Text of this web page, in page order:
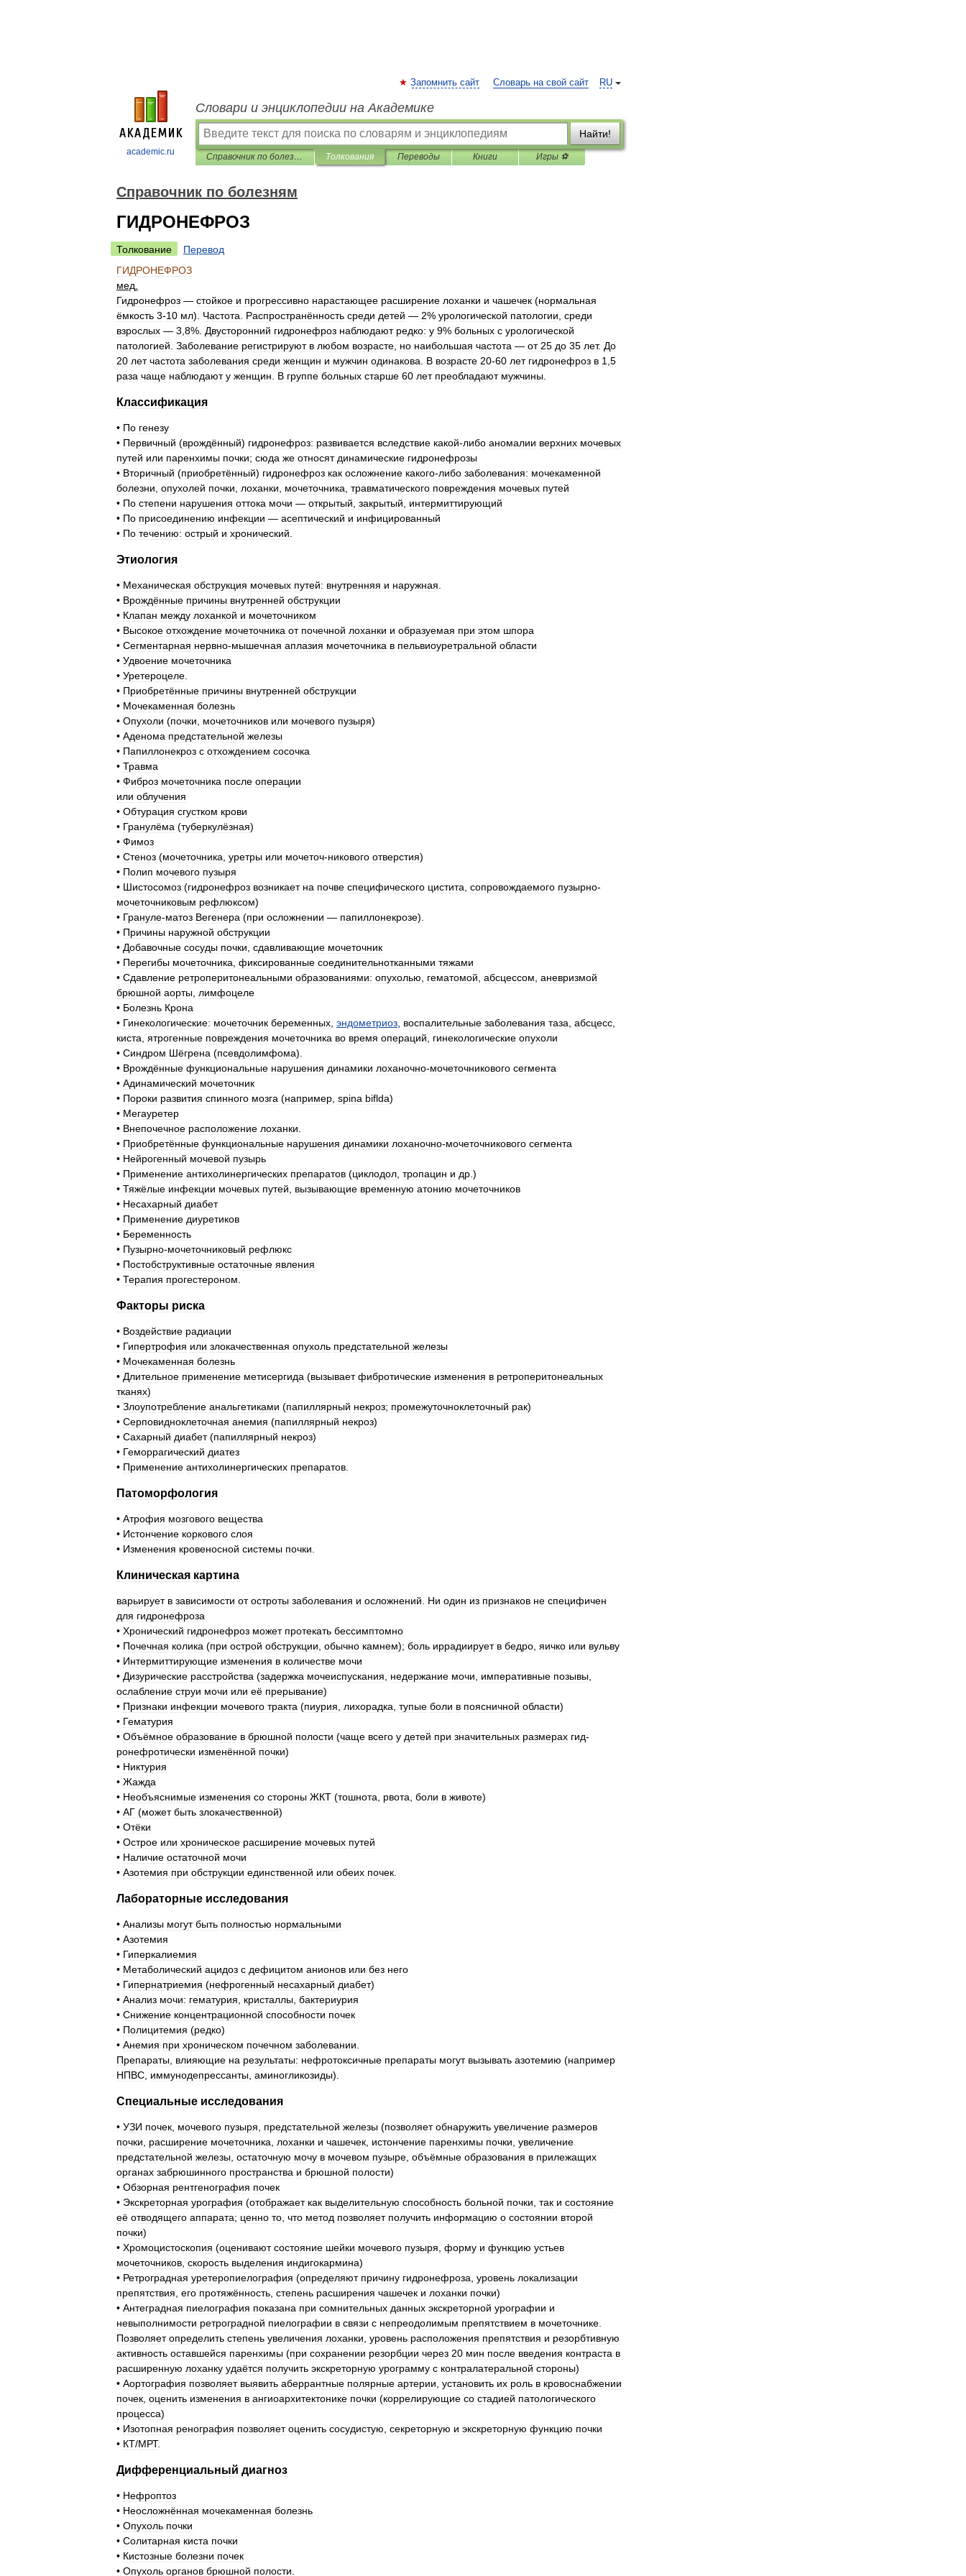
academic.ru
RU
Запомнить сайт Словарь на свой сайт
Словари и энциклопедии на Академике
Найти!
Справочник по болезням Толкования Переводы Книги Игры ⚽
Справочник по болезням
ГИДРОНЕФРОЗ
Толкование
Перевод
ГИДРОНЕФРОЗ
мед
Гидронефроз — стойкое и прогрессивно нарастающее расширение лоханки и чашечек (нормальная
ёмкость 3-10 мл). Частота Распространённость среди детей — 2% урологической патологии среди
взрослых — 3 8%. Двусторонний гидронефроз наблюдают редко: у 9% больных с урологической
патологией Заболевание регистрируют в любом возрасте но наибольшая частота — от 25 до 35 лет. До
20 лет частота заболевания среди женщин и мужчин одинакова В возрасте 20-60 лет гидронефроз в 1 5
раза чаще наблюдают у женщин В группе больных старше 60 лет преобладают мужчины
Классификация
• По генезу
• Первичный (врождённый) гидронефроз: развивается вследствие какой-либо аномалии верхних мочевых
путей или паренхимы почки; сюда же относят динамические гидронефрозы
• Вторичный (приобретённый) гидронефроз как осложнение какого-либо заболевания: мочекаменной
болезни опухолей почки лоханки мочеточника травматического повреждения мочевых путей
• По степени нарушения оттока мочи — открытый закрытый
интермиттирующий
• По присоединению инфекции — асептический и инфицированный
• По течению: острый и хронический
Этиология
• Механическая обструкция мочевых путей: внутренняя и наружная
• Врождённые причины внутренней обструкции
• Клапан между лоханкой и мочеточником
• Высокое отхождение мочеточника от почечной лоханки и образуемая при этом шпора
• Сегментарная нервно-мышечная аплазия мочеточника в пельвиоуретральной области
• Удвоение мочеточника
• Уретероцеле
• Приобретённые причины внутренней обструкции
• Мочекаменная болезнь
• Опухоли (почки мочеточников или мочевого пузыря)
• Аденома предстательной железы
• Папиллонекроз с отхождением сосочка
• Травма
• Фиброз мочеточника после операции
или облучения
• Обтурация сгустком крови
• Гранулёма (туберкулёзная)
• Фимоз
• Стеноз (мочеточника уретры или мочеточ-никового отверстия)
• Полип мочевого пузыря
• Шистосомоз (гидронефроз возникает на почве специфического цистита сопровождаемого пузырно-
мочеточниковым рефлюксом)
• Грануле-матоз Вегенера (при осложнении — папиллонекрозе).
• Причины наружной обструкции
• Добавочные сосуды почки сдавливающие мочеточник
• Перегибы мочеточника фиксированные соединительнотканными тяжами
• Сдавление ретроперитонеальными образованиями: опухолью гематомой абсцессом аневризмой
брюшной аорты лимфоцеле
• Болезнь Крона
• Гинекологические: мочеточник беременных эндометриоз воспалительные заболевания таза абсцесс
киста ятрогенные повреждения мочеточника во время операций гинекологические опухоли
• Синдром Шёгрена (псевдолимфома).
• Врождённые функциональные нарушения динамики лоханочно-мочеточникового сегмента
• Адинамический мочеточник
• Пороки развития спинного мозга (например spina biflda)
• Мегауретер
• Внепочечное расположение лоханки
• Приобретённые функциональные нарушения динамики лоханочно-мочеточникового сегмента
• Нейрогенный мочевой пузырь
• Применение антихолинергических препаратов (циклодол тропацин и др .)
• Тяжёлые инфекции мочевых путей вызывающие временную атонию мочеточников
• Несахарный диабет
• Применение диуретиков
• Беременность
• Пузырно-мочеточниковый рефлюкс
• Постобструктивные остаточные явления
• Терапия прогестероном
Факторы риска
• Воздействие радиации
• Гипертрофия или злокачественная опухоль предстательной железы
• Мочекаменная болезнь
• Длительное применение метисергида (вызывает фибротические изменения в ретроперитонеальных
тканях)
• Злоупотребление анальгетиками (папиллярный некроз; промежуточноклеточный рак)
• Серповидноклеточная анемия (папиллярный некроз)
• Сахарный диабет(папиллярный некроз)
• Геморрагический диатез
• Применение антихолинергических препаратов
Патоморфология
• Атрофия мозгового вещества
• Истончение коркового слоя
• Изменения кровеносной системы почки
Клиническая картина
варьирует в зависимости от остроты заболевания и осложнений Ни один из признаков не специфичен
для гидронефроза
• Хронический гидронефроз может протекать бессимптомно
• Почечная колика (при острой обструкции обычно камнем); боль иррадиирует в бедро яичко или вульву
• Интермиттирующие изменения в количестве мочи
• Дизурические расстройства (задержка мочеиспускания недержание мочи императивные позывы
ослабление струи мочи или её прерывание)
• Признаки инфекции мочевого тракта (пиурия лихорадка тупые боли в поясничной области)
• Гематурия
• Объёмное образование в брюшной полости (чаще всего у детей при значительных размерах гид-
ронефротически изменённой почки)
• Никтурия
• Жажда
• Необъяснимые изменения со стороны ЖКТ (тошнота рвота боли в животе)
• АГ (может быть злокачественной)
• Отёки
• Острое или хроническое расширение мочевых путей
• Наличие остаточной мочи
• Азотемия при обструкции единственной или обеих почек
Лабораторные исследования
• Анализы могут быть полностью нормальными
• Азотемия
• Гиперкалиемия
• Метаболический ацидоз с дефицитом анионов или без него
• Гипернатриемия (нефрогенный несахарный диабет)
• Анализ мочи: гематурия кристаллы бактериурия
• Снижение концентрационной способности почек
• Полицитемия (редко)
• Анемия при хроническом почечном заболевании
Препараты влияющие на результаты: нефротоксичные препараты могут вызывать азотемию (например
НПВС иммунодепрессанты аминогликозиды).
Специальные исследования
• УЗИ почек мочевого пузыря предстательной железы (позволяет обнаружить увеличение размеров
почки
расширение мочеточника лоханки и чашечек истончение паренхимы почки увеличение
предстательной железы остаточную мочу в мочевом пузыре объёмные образования в прилежащих
органах забрюшинного пространства и брюшной полости)
• Обзорная рентгенография почек
• Экскреторная урография (отображает как выделительную способность больной почки так и состояние
её отводящего аппарата; ценно то что метод позволяет получить информацию о состоянии второй
почки)
• Хромоцистоскопия (оценивают состояние шейки мочевого пузыря форму и функцию устьев
мочеточников скорость выделения индигокармина)
• Ретроградная уретеропиелография (определяют причину гидронефроза уровень локализации
препятствия его протяжённость степень расширения чашечек и лоханки почки)
• Антеградная пиелография показана при сомнительных данных экскреторной урографии и
невыполнимости ретроградной пиелографии в связи с непреодолимым препятствием в мочеточнике
Позволяет определить степень увеличения лоханки уровень расположения препятствия и резорбтивную
активность оставшейся паренхимы (при сохранении резорбции через 20 мин после введения контраста в
расширенную лоханку удаётся получить экскреторную урограмму с контралатеральной стороны)
• Аортография позволяет выявить аберрантные полярные артерии установить их роль в кровоснабжении
почек оценить изменения в ангиоархитектонике почки (коррелирующие со стадией патологического
процесса)
• Изотопная ренография позволяет оценить сосудистую секреторную и экскреторную функцию почки
• КТ/МРТ.
Дифференциальный диагноз
• Нефроптоз
• Неосложнённая мочекаменная болезнь
• Опухоль почки
• Солитарная киста почки
• Кистозные болезни почек
• Опухоль органов брюшной полости